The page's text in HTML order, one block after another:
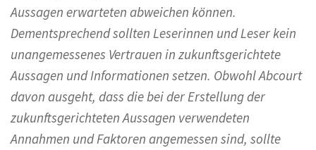
Aussagen erwarteten abweichen können.
Dementsprechend sollten Leserinnen und Leser kein
unangemessenes Vertrauen in zukunftsgerichtete
Aussagen und Informationen setzen. Obwohl Abcourt
davon ausgeht, dass die bei der Erstellung der
zukunftsgerichteten Aussagen verwendeten
Annahmen und Faktoren angemessen sind, sollte